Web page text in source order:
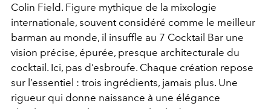
Colin Field. Figure mythique de la mixologie
internationale, souvent considéré comme le meilleur
barman au monde, il insuffle au 7 Cocktail Bar une
vision précise, épurée, presque architecturale du
cocktail. Ici, pas d’esbroufe. Chaque création repose
sur l’essentiel : trois ingrédients, jamais plus. Une
rigueur qui donne naissance à une élégance